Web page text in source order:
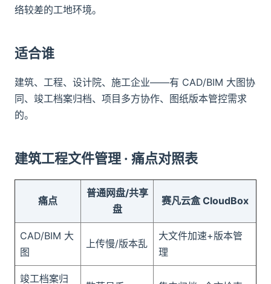
络较差的工地环境。
适合谁
建筑、工程、设计院、施工企业——有 CAD/BIM 大图协
同、竣工档案归档、项目多方协作、图纸版本管控需求
的。
建筑工程文件管理 · 痛点对照表
痛点
普通网盘/共享
盘
赛凡云盒 CloudBox
CAD/BIM 大
图
上传慢/版本乱
大文件加速+版本管
理
竣工档案归